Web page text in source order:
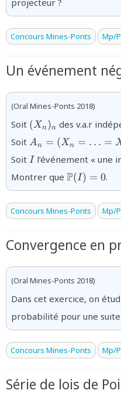
projecteur ?
Concours Mines-Ponts Mp/
Un événement
(Oral Mines-Ponts 2018)
Soit {(X_{n})_{n}}
(Xn )n des v.a.r
Soit {A_{n}=
1}=1)}
An = (Xn = … =
Soit {I}
Il’événement « une
Montrer que
(I)=0}
P(I) = 0.
Concours Mines-Ponts Mp/
Convergence en
(Oral Mines-Ponts 2018)
Dans cet exercice, on
probabilité pour une
Concours Mines-Ponts Mp/
Série de lois de